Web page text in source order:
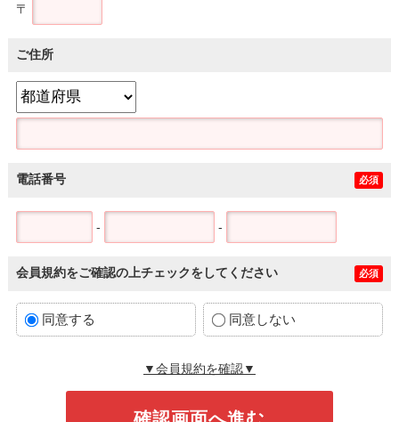
〒
ご住所
電話番号 必須
- -
会員規約をご確認の上チェックをしてください 必須
同意する 同意しない
▼会員規約を確認▼